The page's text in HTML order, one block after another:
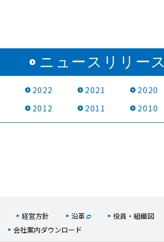
ニュースリリース
2022 2021 2020
2012 2011 2010
経営方針 沿革 役員・組織図
会社案内ダウンロード